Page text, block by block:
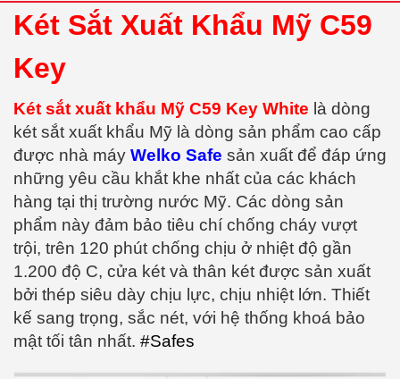
Két Sắt Xuất Khẩu Mỹ C59
Key
Két sắt xuất khẩu Mỹ C59 Key White là dòng
két sắt xuất khẩu Mỹ là dòng sản phẩm cao cấp
được nhà máy Welko Safe sản xuất để đáp ứng
những yêu cầu khắt khe nhất của các khách
hàng tại thị trường nước Mỹ. Các dòng sản
phẩm này đảm bảo tiêu chí chống cháy vượt
trội, trên 120 phút chống chịu ở nhiệt độ gần
1.200 độ C, cửa két và thân két được sản xuất
bởi thép siêu dày chịu lực, chịu nhiệt lớn. Thiết
kế sang trọng, sắc nét, với hệ thống khoá bảo
mật tối tân nhất. #Safes